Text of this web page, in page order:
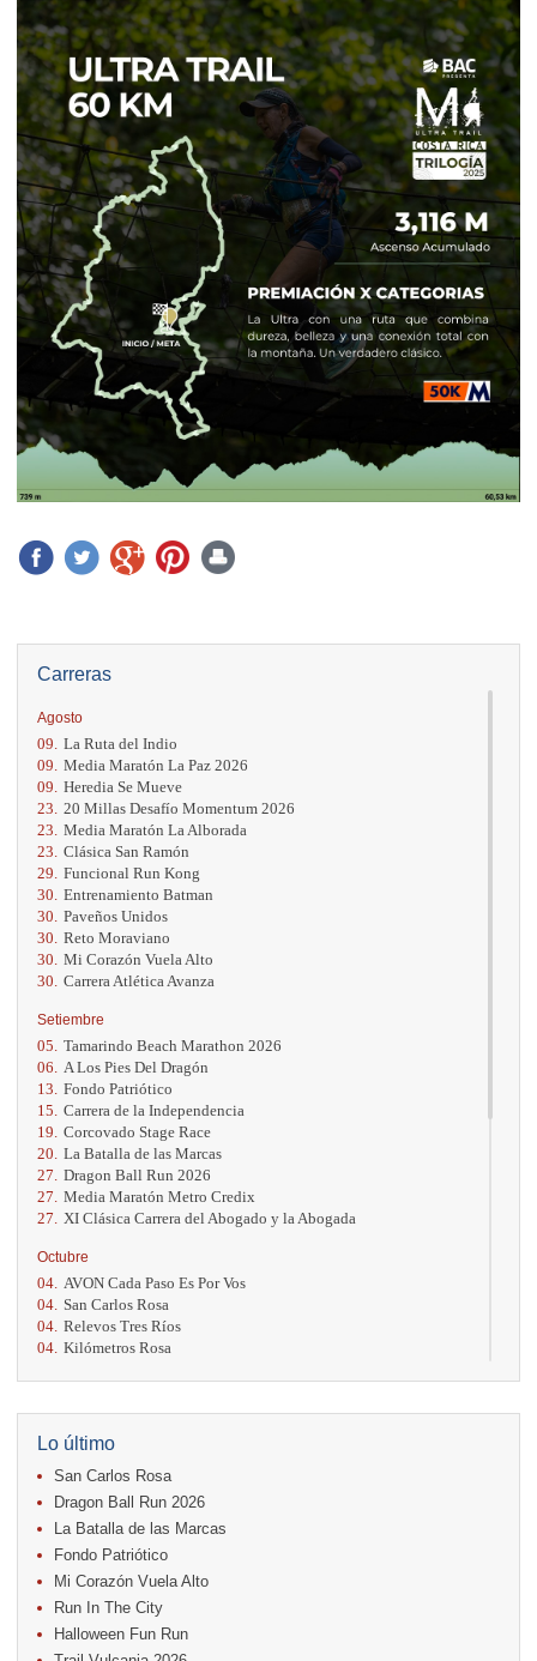
Carreras
Agosto
09. La Ruta del Indio
09. Media Maratón La Paz 2026
09. Heredia Se Mueve
23. 20 Millas Desafío Momentum 2026
23. Media Maratón La Alborada
23. Clásica San Ramón
29. Funcional Run Kong
30. Entrenamiento Batman
30. Paveños Unidos
30. Reto Moraviano
30. Mi Corazón Vuela Alto
30. Carrera Atlética Avanza
Setiembre
05. Tamarindo Beach Marathon 2026
06.
A Los Pies Del Dragón
13. Fondo Patriótico
15. Carrera de la Independencia
19. Corcovado Stage Race
20. La Batalla de las Marcas
27. Dragon Ball Run 2026
27. Media Maratón Metro Credix
27.
XI Clásica Carrera del Abogado y la Abogada
Octubre
04. AVON Cada Paso Es Por Vos
04. San Carlos Rosa
04. Relevos Tres Ríos
04. Kilómetros Rosa
18. Casa Turire Trail Run
18.
Warriors Run Circuit
18. Samsung Jacó Beach Half Marathon 2026
25. KRun by Under Armour
25. Run Alajuela
31.
Halloween Fun Run
Noviembre
08. Lindora Run
15. Entre Pan y Rosas
Diciembre
Lo último
San Carlos Rosa
Dragon Ball Run 2026
La Batalla de las Marcas
Fondo Patriótico
Mi Corazón Vuela Alto
Run In The City
Halloween Fun Run